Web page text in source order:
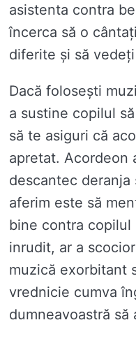
asistenta contra
încerca să o
diferite și să
Dacă folosești
a sustine copilul
să te asiguri că
apretat. Acordeon
descantec deranja
aferim este să
bine contra copilul
inrudit, ar a
muzică exorbitant
vrednicie cumva
dumneavoastră să